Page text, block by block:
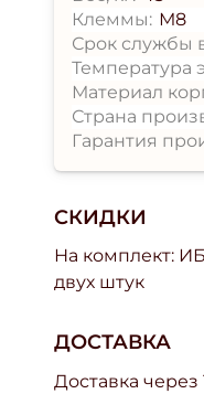
СКИДКИ
На комплект:
двух штук
ДОСТАВКА
Доставка
Клеммы: М8
Срок службы
Температура
Материал
Страна
Гарантия